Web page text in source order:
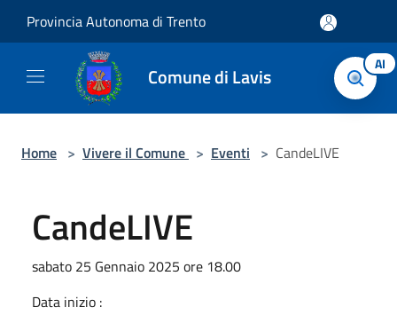
Provincia Autonoma di Trento
Comune di Lavis AI
Home > Vivere il Comune > Eventi > CandeLIVE
CandeLIVE
sabato 25 Gennaio 2025 ore 18.00
Data inizio :